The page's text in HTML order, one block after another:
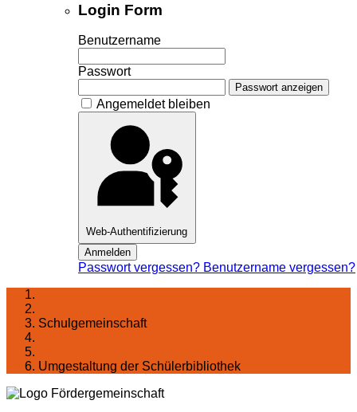
Login Form
Benutzername
Passwort
Passwort anzeigen
Angemeldet bleiben
Web-Authentifizierung
Anmelden
Passwort vergessen? Benutzername vergessen?
Schulgemeinschaft
Umgestaltung der Schülerbibliothek